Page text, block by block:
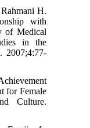
Rahmani H.
with
of Medical
in the
2007;4:77-
for Female
Culture.